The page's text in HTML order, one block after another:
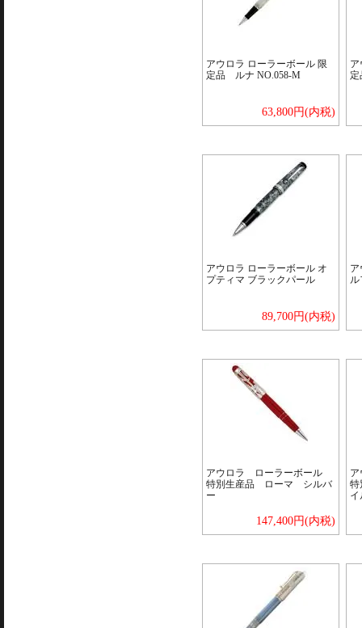
アウロラ ローラーボール 限
定品 ルナ NO.058-M
63,800円(内税)
ア
アウロラ ローラーボール オ
プティマ ブラックパール
89,700円(内税)
ア
アウロラ ローラーボール
特別生産品 ローマ シルバ
ー
147,400円(内税)
イ